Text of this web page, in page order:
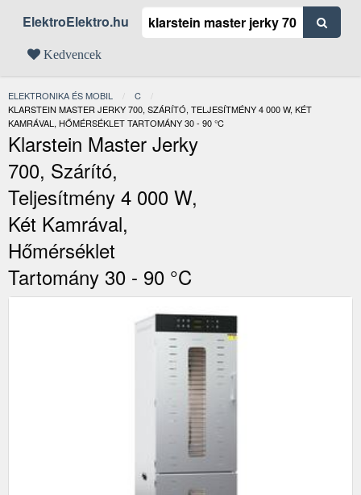
ElektroElektro.hu
Kedvencek
ELEKTRONIKA ÉS MOBIL
C
JELENLEGI:
KLARSTEIN MASTER JERKY 700, SZÁRÍTÓ, TELJESÍTMÉNY 4 000 W, KÉT
KAMRÁVAL, HŐMÉRSÉKLET TARTOMÁNY 30 - 90 °C
Klarstein Master Jerky
700, Szárító,
Teljesítmény 4 000 W,
Két Kamrával,
Hőmérséklet
Tartomány 30 - 90 °C